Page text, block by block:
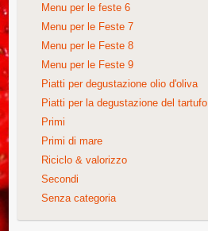
Menu per le feste 6
Menu per le Feste 7
Menu per le Feste 8
Menu per le Feste 9
Piatti per degustazione olio d'oliva
Piatti per la degustazione del tartufo
Primi
Primi di mare
Riciclo & valorizzo
Secondi
Senza categoria